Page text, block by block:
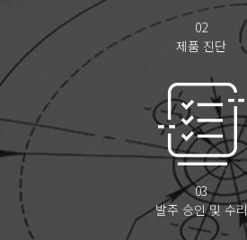
02
제품 진단
03
발주 승인 및 수리